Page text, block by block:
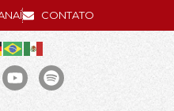
CONTATO